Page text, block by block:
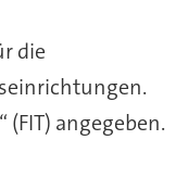
die
(FIT) angegeben.